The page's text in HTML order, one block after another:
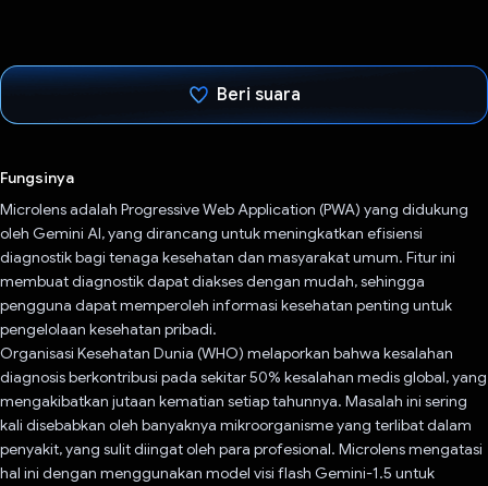
Beri suara
Fungsinya
Microlens adalah Progressive Web Application (PWA) yang didukung
oleh Gemini AI, yang dirancang untuk meningkatkan efisiensi
diagnostik bagi tenaga kesehatan dan masyarakat umum. Fitur ini
membuat diagnostik dapat diakses dengan mudah, sehingga
pengguna dapat memperoleh informasi kesehatan penting untuk
pengelolaan kesehatan pribadi.
Organisasi Kesehatan Dunia (WHO) melaporkan bahwa kesalahan
diagnosis berkontribusi pada sekitar 50% kesalahan medis global, yang
mengakibatkan jutaan kematian setiap tahunnya. Masalah ini sering
kali disebabkan oleh banyaknya mikroorganisme yang terlibat dalam
penyakit, yang sulit diingat oleh para profesional. Microlens mengatasi
hal ini dengan menggunakan model visi flash Gemini-1.5 untuk